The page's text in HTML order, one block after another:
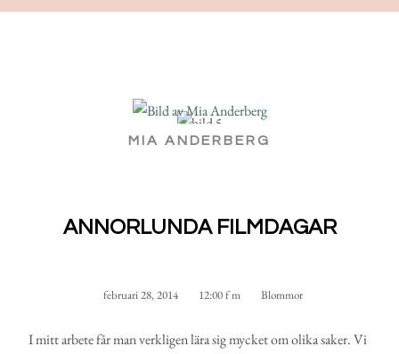
MIA ANDERBERG
ANNORLUNDA FILMDAGAR
februari 28, 2014 12:00 f m Blommor
I mitt arbete får man verkligen lära sig mycket om olika saker. Vi